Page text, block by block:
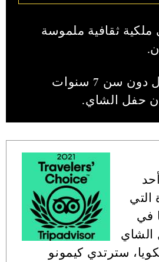
ملكية ثقافية ملموسة
*لا يُسمح للأطفال دون سن 7 سنوات
حفل الشاي.
التي
في
الشاي
سترتدي كيمونو